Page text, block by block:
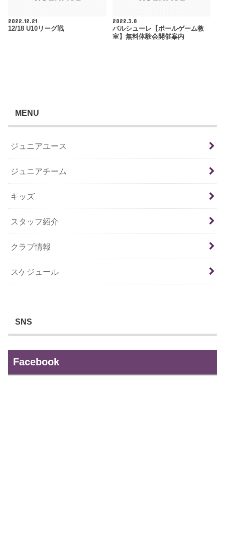
2022.12.21
12/18 U10リーグ戦
2022.3.8
バルシューレ【ボールゲーム教
室】無料体験会開催案内
MENU
ジュニアユース
ジュニアチーム
キッズ
スタッフ紹介
クラブ情報
スケジュール
SNS
Facebook